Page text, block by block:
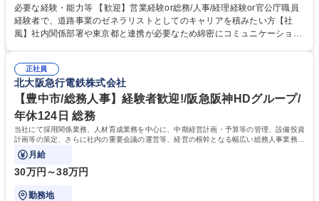
制度やキャリア支援が充実しております！ ※下記業務詳細 【業務詳細】■
管理部門：広報、人事、経理など当公社の運営に係る管理業務 ■収益部
門：駐車場の新規開拓、管理運営、新宿駅西口広場の「イベントコーナ
道路施設や道路工事現場の見学ツアー事業 ※入社後は上記いずれかの部門
へ配属。※業務内容変更の範囲：会社の定める業務 募集職種 【都庁グル
ープ】総合職（事務）◇残業月平均9時間未満／有給年平均16日取得
必要な経験・能力等 【歓迎】営業経験or総務/人事/経理経験or官公庁職員
経験者で、道路事業のゼネラリストとしてのキャリアを積みたい方【社
風】社内関係部署や東京都と連携が必要なため綿密にコミュニケーション
部門など多岐に渡る業務を経験できます。 ■様々なプロジェクト：駐車場
事業の他、新宿駅西口広場内に設置された照明を兼ねた広告「ブライトサ
イン」の管理運営を行うなど、事業収益を生み出す活動を積極的に行って
います。 学歴・資格 学歴：大学院 大学 高専 短大 専修学校 高校 語学力：
資格：
正社員
北大阪急行電鉄株式会社
【豊中市/総務人事】経験者歓迎!/阪急阪神HDグループ/
年休124日 総務
当社にて採用関係業務、人材育成業務を中心に、中期経営計画・予算等の管理、設備投資
計画等の策定、さらに社内の重要会議の運営等、経営の根幹となる幅広い総務人事業務全
般を担当していただきます。
月給
30万円～38万円
勤務地